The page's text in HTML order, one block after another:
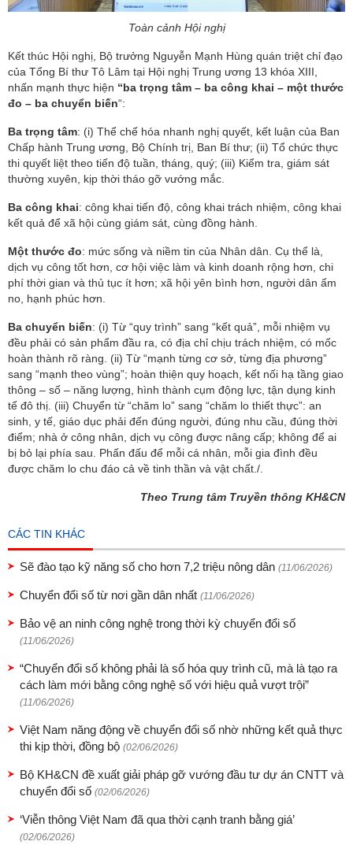
Toàn cảnh Hội nghị
Kết thúc Hội nghị, Bộ trưởng Nguyễn Mạnh Hùng quán triệt chỉ đạo
của Tổng Bí thư Tô Lâm tại Hội nghị Trung ương 13 khóa XIII,
nhấn mạnh thực hiện “ba trọng tâm – ba công khai – một thước
đo – ba chuyển biến“:
Ba trọng tâm: (i) Thể chế hóa nhanh nghị quyết, kết luận của Ban
Chấp hành Trung ương, Bộ Chính trị, Ban Bí thư; (ii) Tổ chức thực
thi quyết liệt theo tiến độ tuần, tháng, quý; (iii) Kiểm tra, giám sát
thường xuyên, kịp thời tháo gỡ vướng mắc.
Ba công khai: công khai tiến độ, công khai trách nhiệm, công khai
kết quả để xã hội cùng giám sát, cùng đồng hành.
Một thước đo: mức sống và niềm tin của Nhân dân. Cụ thể là,
dịch vụ công tốt hơn, cơ hội việc làm và kinh doanh rộng hơn, chi
phí thời gian và thủ tục ít hơn; xã hội yên bình hơn, người dân ấm
no, hạnh phúc hơn.
Ba chuyển biến: (i) Từ “quy trình” sang “kết quả”, mỗi nhiệm vụ
đều phải có sản phẩm đầu ra, có địa chỉ chịu trách nhiệm, có mốc
hoàn thành rõ ràng. (ii) Từ “mạnh từng cơ sở, từng địa phương”
sang “mạnh theo vùng”; hoàn thiện quy hoạch, kết nối hạ tầng giao
thông – số – năng lượng, hình thành cụm động lực, tận dụng kinh
tế đô thị. (iii) Chuyển từ “chăm lo” sang “chăm lo thiết thực”: an
sinh, y tế, giáo dục phải đến đúng người, đúng nhu cầu, đúng thời
điểm; nhà ở công nhân, dịch vụ công được nâng cấp; không để ai
bị bỏ lại phía sau. Phấn đấu để mỗi cá nhân, mỗi gia đình đều
được chăm lo chu đáo cả về tinh thần và vật chất./.
Theo Trung tâm Truyền thông KH&CN
CÁC TIN KHÁC
Sẽ đào tạo kỹ năng số cho hơn 7,2 triệu nông dân (11/06/2026)
Chuyển đổi số từ nơi gần dân nhất (11/06/2026)
Bảo vệ an ninh công nghệ trong thời kỳ chuyển đổi số
(11/06/2026)
“Chuyển đổi số không phải là số hóa quy trình cũ, mà là tạo ra
cách làm mới bằng công nghệ số với hiệu quả vượt trội”
(11/06/2026)
Việt Nam năng động về chuyển đổi số nhờ những kết quả thực
thi kịp thời, đồng bộ (02/06/2026)
Bộ KH&CN đề xuất giải pháp gỡ vướng đầu tư dự án CNTT và
chuyển đổi số (02/06/2026)
‘Viễn thông Việt Nam đã qua thời cạnh tranh bằng giá’
(02/06/2026)